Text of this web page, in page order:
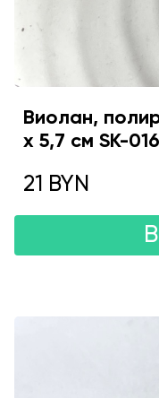
Виолан,
х 5,7 см SK-
21 BYN